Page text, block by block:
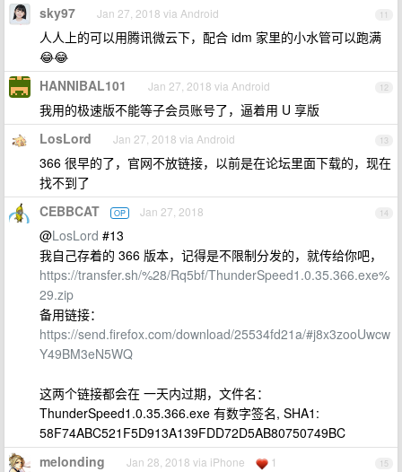
11
sky97 Jan 27, 2018 via Android
人人上的可以用腾讯微云下，配合 idm 家里的小水管可以跑满
😂😂
12
HANNIBAL101 Jan 27, 2018 via Android
我用的极速版不能等子会员账号了，逼着用 U 享版
13
LosLord Jan 27, 2018 via Android
366 很早的了，官网不放链接，以前是在论坛里面下载的，现在
找不到了
14
CEBBCAT OP Jan 27, 2018
@LosLord #13
我自己存着的 366 版本，记得是不限制分发的，就传给你吧，
https://transfer.sh/%28/Rq5bf/ThunderSpeed1.0.35.366.exe%
29.zip
备用链接：
https://send.firefox.com/download/25534fd21a/#j8x3zooUwcw
Y49BM3eN5WQ
这两个链接都会在 一天内过期，文件名：
ThunderSpeed1.0.35.366.exe 有数字签名, SHA1:
58F74ABC521F5D913A139FDD72D5AB80750749BC
15
melonding Jan 28, 2018 via iPhone 1